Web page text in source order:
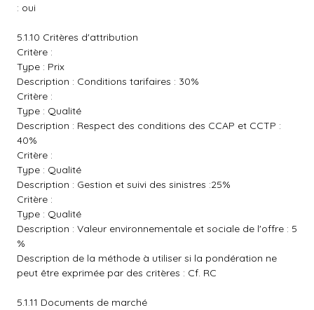
: oui
5.1.10 Critères d'attribution
Critère :
Type : Prix
Description : Conditions tarifaires : 30%
Critère :
Type : Qualité
Description : Respect des conditions des CCAP et CCTP :
40%
Critère :
Type : Qualité
Description : Gestion et suivi des sinistres :25%
Critère :
Type : Qualité
Description : Valeur environnementale et sociale de l'offre : 5
%
Description de la méthode à utiliser si la pondération ne
peut être exprimée par des critères : Cf. RC
5.1.11 Documents de marché